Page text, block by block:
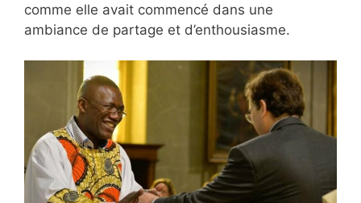
comme elle avait commencé dans une
ambiance de partage et d’enthousiasme.